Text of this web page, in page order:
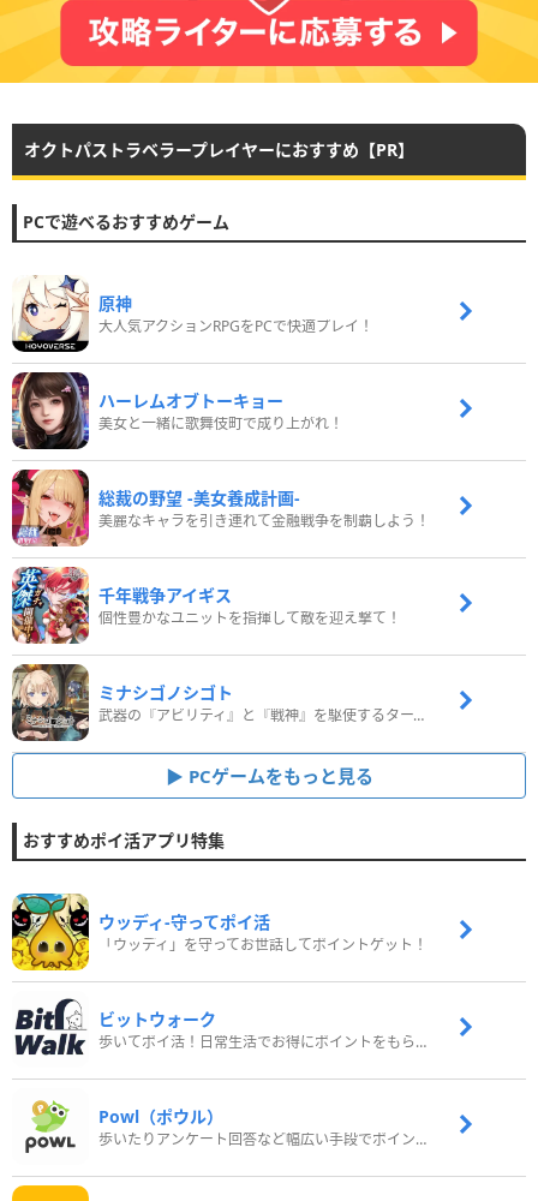
オクトパストラベラープレイヤーにおすすめ【PR】
PCで遊べるおすすめゲーム
原神
大人気アクションRPGをPCで快適プレイ！
ハーレムオブトーキョー
美女と一緒に歌舞伎町で成り上がれ！
総裁の野望 -美女養成計画-
美麗なキャラを引き連れて金融戦争を制覇しよう！
千年戦争アイギス
個性豊かなユニットを指揮して敵を迎え撃て！
ミナシゴノシゴト
武器の『アビリティ』と『戦神』を駆使するターン制コマンドバトルRPG！
PCゲームをもっと見る
おすすめポイ活アプリ特集
ウッディ‐守ってポイ活
「ウッディ」を守ってお世話してポイントゲット！
ビットウォーク
歩いてポイ活！日常生活でお得にポイントをもらおう
Powl（ポウル）
歩いたりアンケート回答など幅広い手段でポイントをゲット